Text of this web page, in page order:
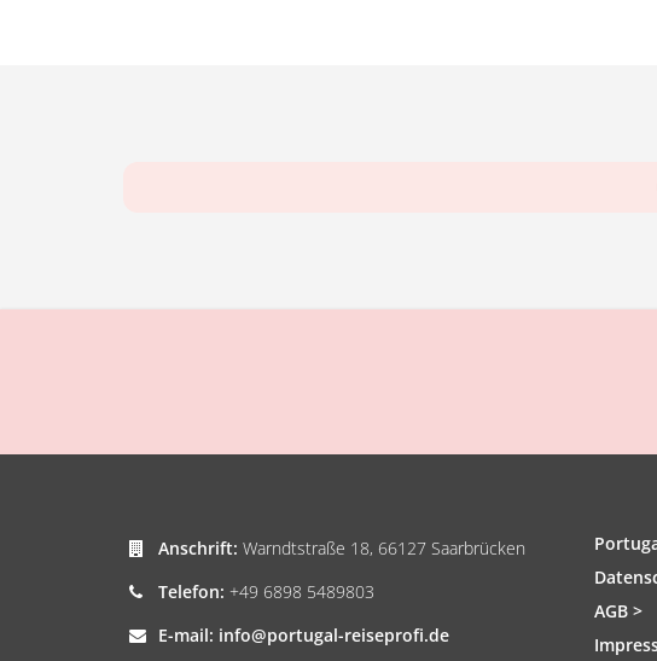
Anschrift: Warndtstraße 18, 66127 Saarbrücken
Telefon: +49 6898 5489803
E-mail: info@portugal-reiseprofi.de
AGB >